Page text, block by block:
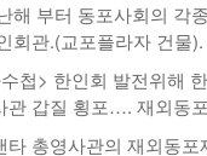
해 부터 동포사회의 각
회관.(교포플라자 건물).
첩> 한인회 발전위해
관 갑질 횡포…. 재외동
타 총영사관의 재외동